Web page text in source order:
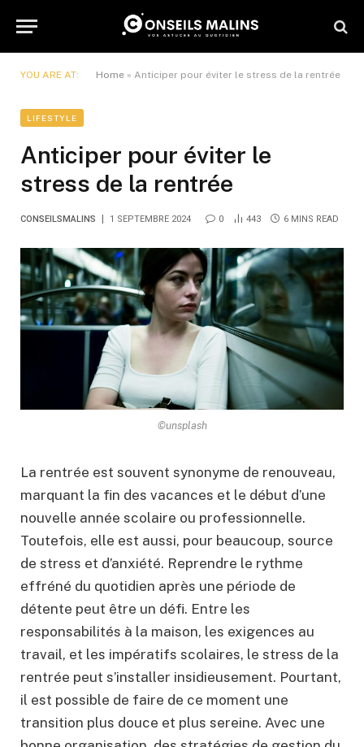
YOU ARE AT: Home » Anticiper pour éviter le stress de la rentrée
LIFESTYLE
Anticiper pour éviter le
stress de la rentrée
CONSEILSMALINS 1 SEPTEMBRE 2024 0 443 6 MINS READ
©unsplash
La rentrée est souvent synonyme de renouveau,
marquant la fin des vacances et le début d’une
nouvelle année scolaire ou professionnelle.
Toutefois, elle est aussi, pour beaucoup, source
de stress et d’anxiété. Reprendre le rythme
effréné du quotidien après une période de
détente peut être un défi. Entre les
responsabilités à la maison, les exigences au
travail, et les impératifs scolaires, le stress de la
rentrée peut s’installer insidieusement. Pourtant,
il est possible de faire de ce moment une
transition plus douce et plus sereine. Avec une